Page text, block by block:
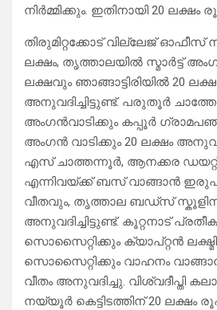
നിർമ്മിക്കും. ഇതിനായി 20 ലക്ഷം
തിരുമിറ്റക്കോട്‌ വില്ലേജ്‌ ഓഫീസ്‌
ലക്ഷം, തൃത്താലയിൽ സ്മാർട്ട്‌
ലക്ഷവും ഞാങ്ങാട്ടിരിയിൽ 20
അനുവദിച്ചിട്ടുണ്ട്‌. പരുതൂര്‍
അംഗന്‍വാടിക്കും കപ്പൂര്‍
അംഗൻ വാടിക്കും 20 ലക്ഷം
എസ്‌ ചാത്തന്നൂർ, ആനക്കര
എന്നിവയ്ക്ക്‌ ബസ്‌ വാങ്ങാൻ
വീതവും, തൃത്താല ബഡ്സ് സ്കൂളിന്‌
അനുവദിച്ചിട്ടുണ്ട്‌. കൂറ്റനാട്‌
സൊസൈറ്റിക്കും ക്യാപ്റ്റൻ ലക്ഷ്മി
സൊസൈറ്റിക്കും വാഹനം
വീതം അനുവദിച്ചു. വിശ്വദീപ്തി
നയ്യൂർ കെട്ടിടത്തിന്‌ 20 ലക്ഷം